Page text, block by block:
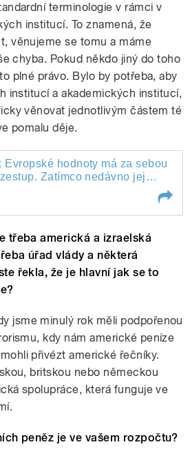
terminologie v rámci v
institucí. To znamená, že
věnujeme se tomu a máme
chyba. Pokud někdo jiný do toho
plné právo. Bylo by potřeba, aby
institucí a akademických institucí,
věnovat jednotlivým částem té
pomalu děje.
Evropské hodnoty má za sebou
Zatímco nedávno jej
nikdo neznal, dnes jsou jejich
projekty mapující propagandu a
trnem v oku mnoha českým
třeba americká a izraelská
úřad vlády a některá
řekla, že je hlavní jak se to
jsme minulý rok měli podpořenou
kdy nám americké peníze
přivézt americké řečníky.
britskou nebo německou
spolupráce, která funguje ve
peněz je ve vašem rozpočtu?